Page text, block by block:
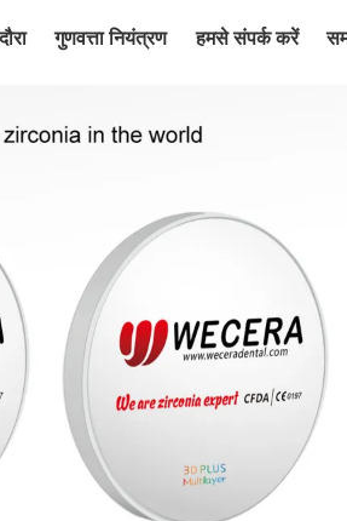
गुणवत्ता नियंत्रण हमसे संपर्क करें